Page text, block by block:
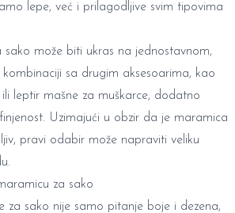
lepe, već i prilagodljive svim tipovima
sako može biti ukras na jednostavnom,
sa drugim aksesoarima, kao
ili leptir mašne za muškarce, dodatno
Uzimajući u obzir da je maramica
pravi odabir može napraviti veliku
za sako
za sako nije samo pitanje boje i dezena,